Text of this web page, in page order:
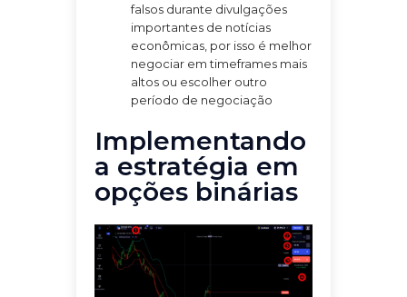
falsos durante divulgações
importantes de notícias
econômicas, por isso é melhor
negociar em timeframes mais
altos ou escolher outro
período de negociação
Implementando
a estratégia em
opções binárias